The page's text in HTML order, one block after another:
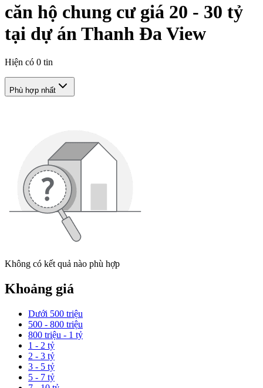
căn hộ chung cư giá 20 - 30 tỷ
tại dự án Thanh Đa View
Hiện có 0 tin
Phù hợp nhất
Không có kết quả nào phù hợp
Khoảng giá
Dưới 500 triệu
500 - 800 triệu
800 triệu - 1 tỷ
1 - 2 tỷ
2 - 3 tỷ
3 - 5 tỷ
5 - 7 tỷ